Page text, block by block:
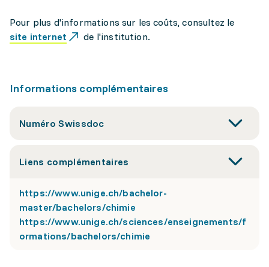
Pour plus d'informations sur les coûts, consultez le
site internet
de l'institution.
Informations complémentaires
Numéro Swissdoc
Liens complémentaires
https://www.unige.ch/bachelor-
master/bachelors/chimie
https://www.unige.ch/sciences/enseignements/f
ormations/bachelors/chimie